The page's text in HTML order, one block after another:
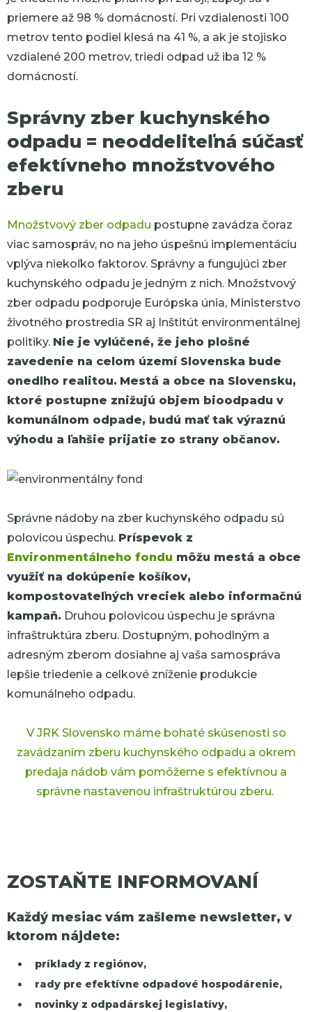
priemere až 98 % domácností. Pri vzdialenosti 100
metrov tento podiel klesá na 41 %, a ak je stojisko
vzdialené 200 metrov, triedi odpad už iba 12 %
domácností.
Správny zber kuchynského
odpadu = neoddeliteľná súčasť
efektívneho množstvového
zberu
Množstvový zber odpadu postupne zavádza čoraz
viac samospráv, no na jeho úspešnú implementáciu
vplýva niekoľko faktorov. Správny a fungujúci zber
kuchynského odpadu je jedným z nich. Množstvový
zber odpadu podporuje Európska únia, Ministerstvo
životného prostredia SR aj Inštitút environmentálnej
politiky. Nie je vylúčené, že jeho plošné
zavedenie na celom území Slovenska bude
onedlho realitou. Mestá a obce na Slovensku,
ktoré postupne znižujú objem bioodpadu v
komunálnom odpade, budú mať tak výraznú
výhodu a ľahšie prijatie zo strany občanov.
Správne nádoby na zber kuchynského odpadu sú
polovicou úspechu. Príspevok z
Environmentálneho fondu môžu mestá a obce
využiť na dokúpenie košíkov,
kompostovateľných vreciek alebo informačnú
kampaň. Druhou polovicou úspechu je správna
infraštruktúra zberu. Dostupným, pohodlným a
adresným zberom dosiahne aj vaša samospráva
lepšie triedenie a celkové zníženie produkcie
komunálneho odpadu.
V JRK Slovensko máme bohaté skúsenosti so
zavádzaním zberu kuchynského odpadu a okrem
predaja nádob vám pomôžeme s efektívnou a
správne nastavenou infraštruktúrou zberu.
ZOSTAŇTE INFORMOVANÍ
Každý mesiac vám zašleme newsletter, v
ktorom nájdete:
príklady z regiónov,
rady pre efektívne odpadové hospodárenie,
novinky z odpadárskej legislatívy,